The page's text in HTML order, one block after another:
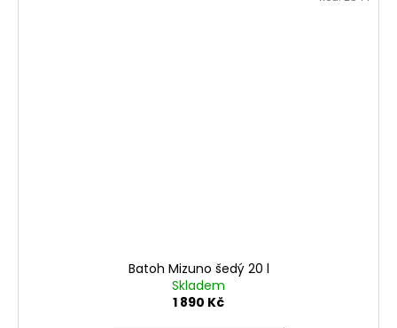
Batoh Mizuno šedý 20 l
Skladem
1 890 Kč